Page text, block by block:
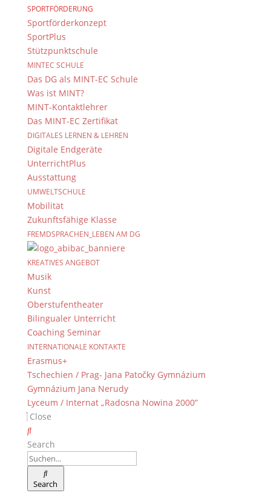
SPORTFÖRDERUNG
Sportförderkonzept
SportPlus
Stützpunktschule
MINTEC SCHULE
Das DG als MINT-EC Schule
Was ist MINT?
MINT-Kontaktlehrer
Das MINT-EC Zertifikat
DIGITALES LERNEN & LEHREN
Digitale Endgeräte
UnterrichtPlus
Ausstattung
UMWELTSCHULE
Mobilität
Zukunftsfähige Klasse
FREMDSPRACHEN_LEBEN AM DG
KREATIVES ANGEBOT
Musik
Kunst
Oberstufentheater
Bilingualer Unterricht
Coaching Seminar
INTERNATIONALE KONTAKTE
Erasmus+
Tschechien / Prag- Jana Patočky Gymnázium
Gymnázium Jana Nerudy
Lyceum / Internat „Radosna Nowina 2000”
Close
Search
Search
© 2015-2017 Dientzenhofer-Gymnasium Bamberg -